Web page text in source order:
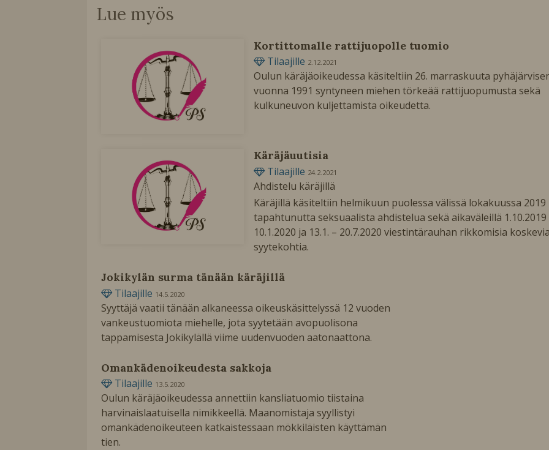
Lue myös
Kortittomalle rattijuopolle tuomio
Tilaajille 2.12.2021
Oulun käräjäoikeudessa käsiteltiin 26. marraskuuta
vuonna 1991 syntyneen miehen törkeää rattijuopumusta sekä
kulkuneuvon kuljettamista oikeudetta.
Käräjäuutisia
Tilaajille 24.2.2021
Ahdistelu käräjillä
Käräjillä käsiteltiin helmikuun puolessa välissä lokakuussa 2019
tapahtunutta seksuaalista ahdistelua sekä aikaväleillä 1.10.2019
10.1.2020 ja 13.1. – 20.7.2020 viestintärauhan rikkomisia koskevia
syytekohtia.
Jokikylän surma tänään käräjillä
Tilaajille 14.5.2020
Syyttäjä vaatii tänään alkaneessa oikeuskäsittelyssä 12 vuoden
vankeustuomiota miehelle, jota syytetään avopuolisona
tappamisesta Jokikylällä viime uudenvuoden aatonaattona.
Omankädenoikeudesta sakkoja
Tilaajille 13.5.2020
Oulun käräjäoikeudessa annettiin kansliatuomio tiistaina
harvinaislaatuisella nimikkeellä. Maanomistaja syyllistyi
omankädenoikeuteen katkaistessaan mökkiläisten käyttämän
tien.